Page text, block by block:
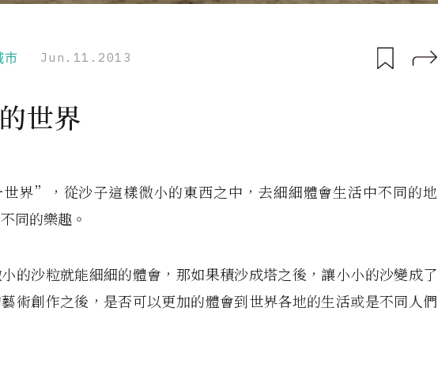
Jun.11.2013
世界
世界”，從沙子這樣微小的東西之中，去細細體會生活中不同的地
同的樂趣。
的沙粒就能細細的體會，那如果積沙成塔之後，讓小小的沙變成了
術創作之後，是否可以更加的體會到世界各地的生活或是不同人們